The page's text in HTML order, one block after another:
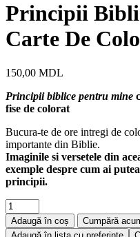
Principii
Carte De
150,00 MDL
Principii biblice pentru mine
fise de colorat
Bucura-te de ore intregi de
importante din Biblie.
Imaginile si versetele din
exemple despre cum ai
principii.
Adaugă în coș
Cumpără